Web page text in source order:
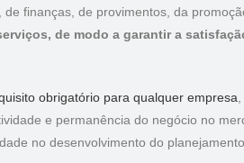
finanças, de provimentos, da
de modo a garantir a
obrigatório para qualquer empresa
e permanência do negócio no
no desenvolvimento do